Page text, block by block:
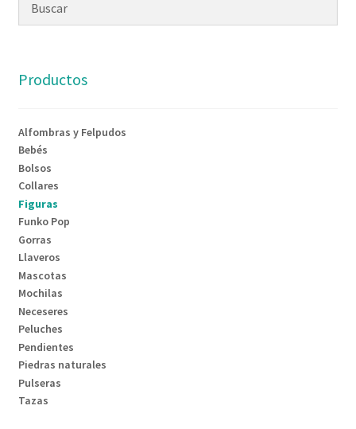
Productos
Alfombras y Felpudos
Bebés
Bolsos
Collares
Figuras
Funko Pop
Gorras
Llaveros
Mascotas
Mochilas
Neceseres
Peluches
Pendientes
Piedras naturales
Pulseras
Tazas